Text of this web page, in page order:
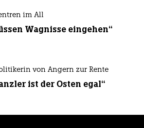
im All
Wagnisse eingehen“
von Angern zur Rente
ist der Osten egal“